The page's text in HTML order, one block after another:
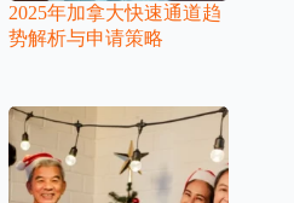
2025年加拿大快速通道趋
势解析与申请策略